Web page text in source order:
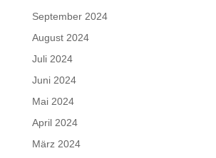
September 2024
August 2024
Juli 2024
Juni 2024
Mai 2024
April 2024
März 2024